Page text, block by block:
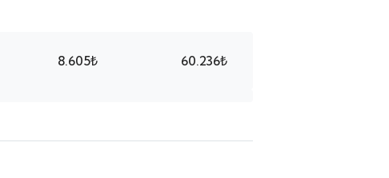
8.605₺ 60.236₺